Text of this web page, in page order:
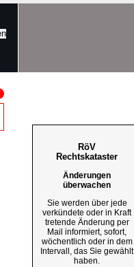
RöV
Rechtskataster
Änderungen
überwachen
Sie werden über jede
verkündete oder in Kraft
tretende Änderung per
Mail informiert, sofort,
wöchentlich oder in dem
Intervall, das Sie gewählt
haben.